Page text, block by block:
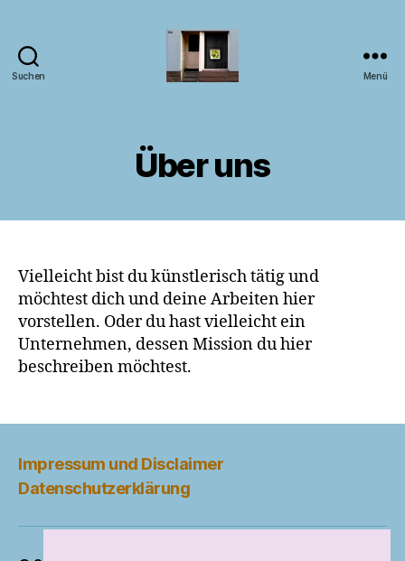
Suchen Menü
Über uns
Vielleicht bist du künstlerisch tätig und
möchtest dich und deine Arbeiten hier
vorstellen. Oder du hast vielleicht ein
Unternehmen, dessen Mission du hier
beschreiben möchtest.
Impressum und Disclaimer
Datenschutzerklärung